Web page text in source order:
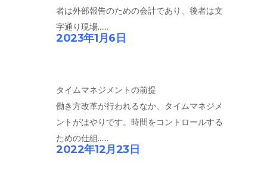
者は外部報告のための会計であり、後者は文
字通り現場......
2023年1月6日
タイムマネジメントの前提
働き方改革が行われるなか、タイムマネジメ
ントがはやりです。時間をコントロールする
ための仕組......
2022年12月23日